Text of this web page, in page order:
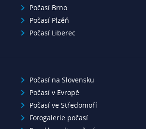
Počasí Brno
Počasí Plzěň
Počasí Liberec
Počasí na Slovensku
Počasí v Evropě
Počasí ve Středomoří
Fotogalerie počasí